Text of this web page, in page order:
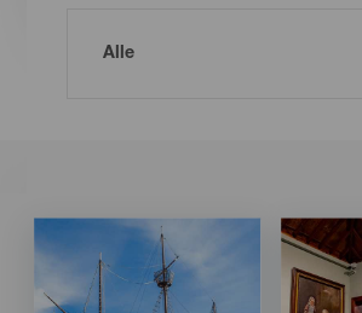
Listado
Imagen
Listado
Imagen